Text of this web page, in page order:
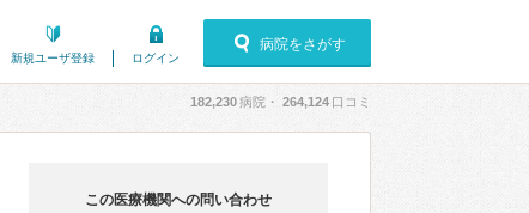
新規ユーザ登録 ログイン
病院をさがす
182,230病院・ 264,124 口コミ
この医療機関への問い合わせ